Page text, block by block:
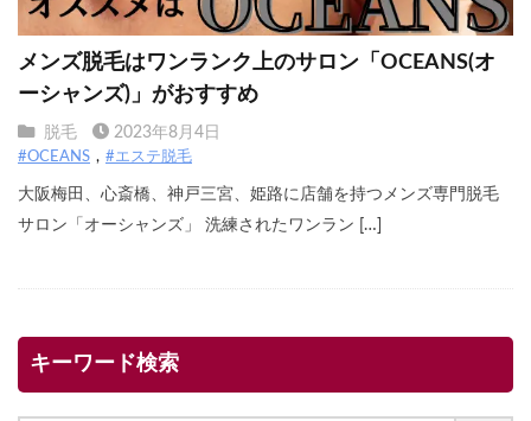
メンズ脱毛はワンランク上のサロン「OCEANS(オ
ーシャンズ)」がおすすめ
脱毛 2023年8月4日
#OCEANS #エステ脱毛
大阪梅田、心斎橋、神戸三宮、姫路に店舗を持つメンズ専門脱毛
サロン「オーシャンズ」 洗練されたワンラン […]
キーワード検索